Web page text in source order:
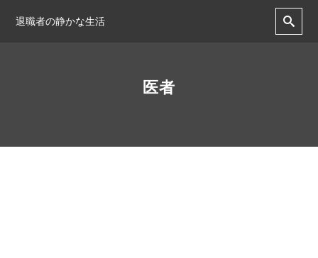
退職者の静かな生活
医者